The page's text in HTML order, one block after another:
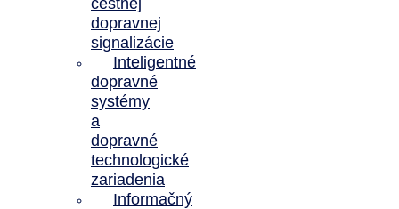
cestnej
dopravnej
signalizácie
Inteligentné
dopravné
systémy
a
dopravné
technologické
zariadenia
Informačný